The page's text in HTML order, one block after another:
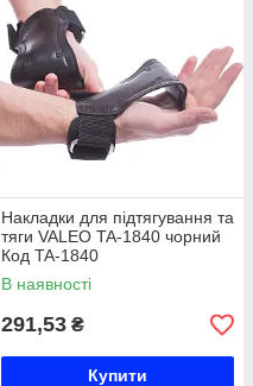
Накладки для підтягування та
тяги VALEO TA-1840 чорний
Код TA-1840
В наявності
291,53 ₴
Купити